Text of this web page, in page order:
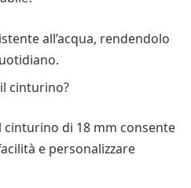
all’acqua, rendendolo
cinturino?
cinturino di 18 mm consente
e personalizzare